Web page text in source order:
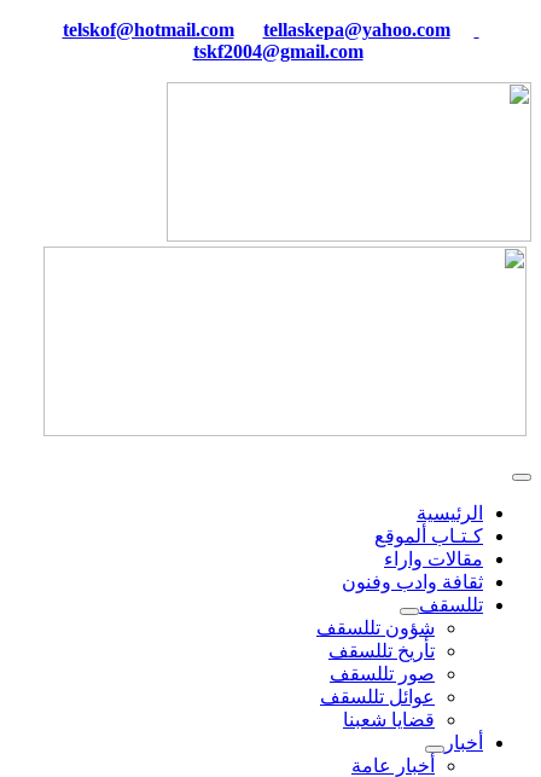
tellaskepa@yahoo.com
tskf2004@gmail.com
الرئيسية
كـتـاب ألموقع
مقالات واراء
ثقافة وادب وفنون
تللسقف
شؤون تللسقف
تأريخ تللسقف
صور تللسقف
عوائل تللسقف
قضايا شعبنا
أخبار
أخبار عامة